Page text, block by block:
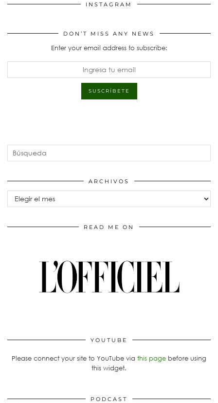
INSTAGRAM
DON’T MISS ANY NEWS
Enter your email address to subscribe:
ARCHIVOS
Archivos
READ ME ON
YOUTUBE
Please connect your site to YouTube via this page before using
this widget.
PODCAST